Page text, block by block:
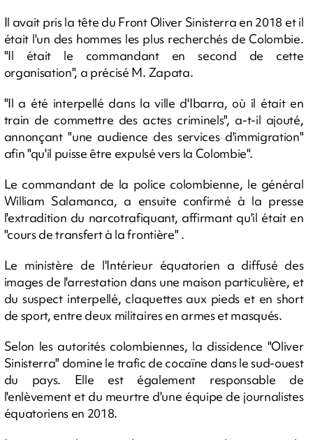
Il avait pris la tête du Front Oliver Sinisterra en 2018 et il
était l'un des hommes les plus recherchés de Colombie.
"Il était le commandant en second de cette
organisation", a précisé M. Zapata.
"Il a été interpellé dans la ville d'Ibarra, où il était en
train de commettre des actes criminels", a-t-il ajouté,
annonçant "une audience des services d'immigration"
afin "qu'il puisse être expulsé vers la Colombie".
Le commandant de la police colombienne, le général
William Salamanca, a ensuite confirmé à la presse
l'extradition du narcotrafiquant, affirmant qu'il était en
"cours de transfert à la frontière" .
Le ministère de l'Intérieur équatorien a diffusé des
images de l'arrestation dans une maison particulière, et
du suspect interpellé, claquettes aux pieds et en short
de sport, entre deux militaires en armes et masqués.
Selon les autorités colombiennes, la dissidence "Oliver
Sinisterra" domine le trafic de cocaïne dans le sud-ouest
du pays. Elle est également responsable de
l'enlèvement et du meurtre d'une équipe de journalistes
équatoriens en 2018.